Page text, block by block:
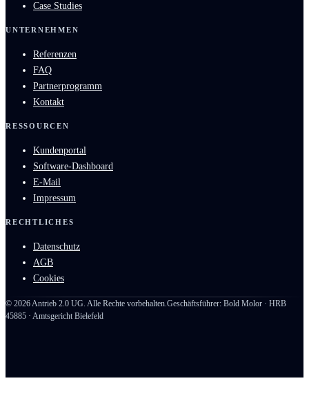
Case Studies
UNTERNEHMEN
Referenzen
FAQ
Partnerprogramm
Kontakt
RESSOURCEN
Kundenportal
Software-Dashboard
E-Mail
Impressum
RECHTLICHES
Datenschutz
AGB
Cookies
© 2026Antrieb 2.0 UG. Alle Rechte vorbehalten.Geschäftsführer: Bold Molor · HRB
45885 · Amtsgericht Bielefeld